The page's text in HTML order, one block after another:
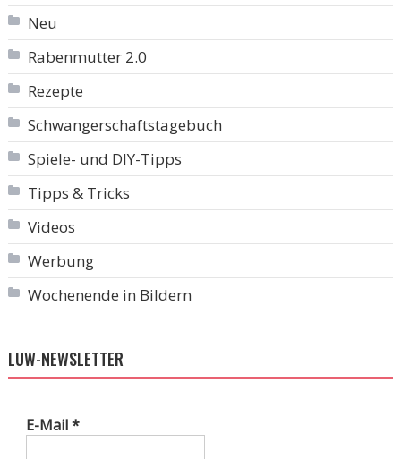
Neu
Rabenmutter 2.0
Rezepte
Schwangerschaftstagebuch
Spiele- und DIY-Tipps
Tipps & Tricks
Videos
Werbung
Wochenende in Bildern
LUW-NEWSLETTER
E-Mail*